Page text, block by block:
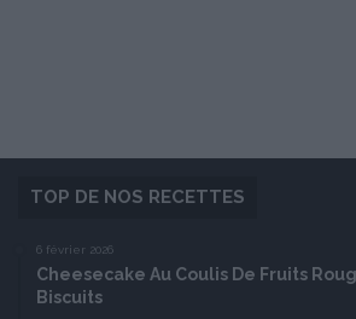
TOP DE NOS RECETTES
6 février 2026
Cheesecake Au Coulis De Fruits
Biscuits